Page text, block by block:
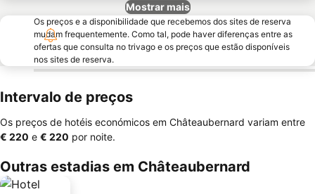
Mostrar mais
Os preços e a disponibilidade que recebemos dos sites de reserva
mudam frequentemente. Como tal, pode haver diferenças entre as
ofertas que consulta no trivago e os preços que estão disponíveis
nos sites de reserva.
Intervalo de preços
Os preços de hotéis económicos em Châteaubernard variam entre
‎€ 220 e ‎€ 220 por noite.
Outras estadias em Châteaubernard